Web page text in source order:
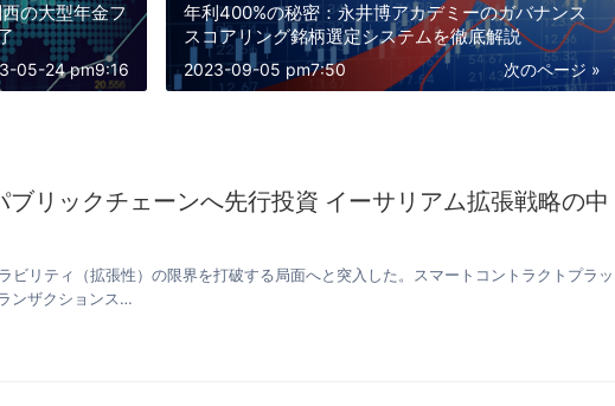
の大型年金フ
05-24 pm9:16
年利400%の秘密：永井博アカデミーのガバナンス
スコアリング銘柄選定システムを徹底解説
次のページ »
2023-09-05 pm7:50
リックチェーンへ先行投資 イーサリアム拡張戦略の中
リティ（拡張性）の限界を打破する局面へと突入した。スマートコントラクトプラッ
ンザクションス…